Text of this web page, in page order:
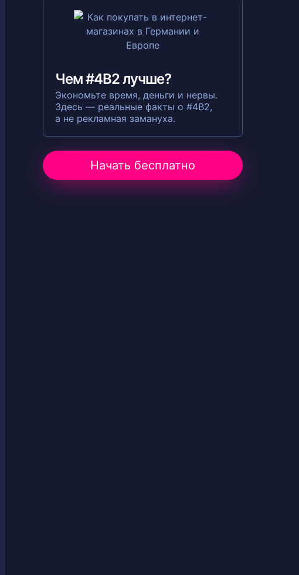
Чем #4B2 лучше?
Экономьте время, деньги и нервы.
Здесь — реальные факты о #4B2,
а не рекламная замануха.
Начать бесплатно